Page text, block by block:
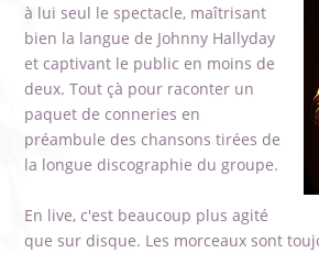
à lui seul le spectacle, maîtrisant
bien la langue de Johnny Hallyday
et captivant le public en moins de
deux. Tout çà pour raconter un
paquet de conneries en
préambule des chansons tirées de
la longue discographie du groupe.
En live, c'est beaucoup plus agité
que sur disque. Les morceaux sont